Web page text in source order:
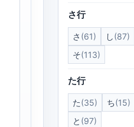
さ行
さ (61) し(87)
そ(113)
た行
た(35) ち(15)
と (97)